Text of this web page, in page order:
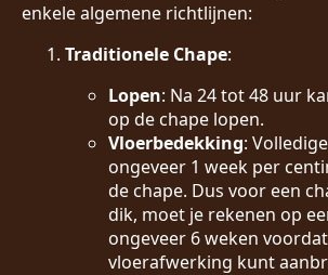
enkele algemene richtlijnen:
Traditionele Chape:
Lopen: Na 24 tot 48 uur
op de chape lopen.
Vloerbedekking:
ongeveer 1 week per
de chape. Dus voor een
dik, moet je rekenen op
ongeveer 6 weken
vloerafwerking kunt